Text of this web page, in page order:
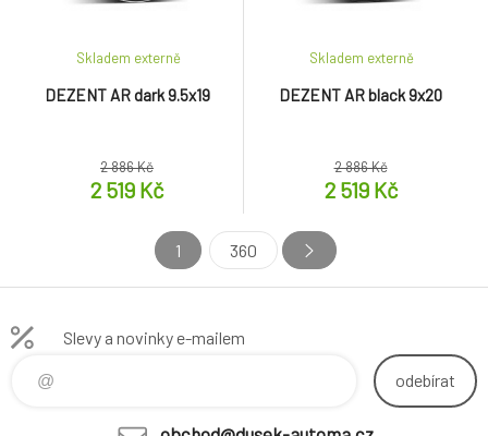
DEZENT AR dark 9.5x19
Skladem externě
2 886 Kč
2 519 Kč
DEZENT AR black 9x20
Skladem externě
2 886 Kč
2 519 Kč
1 360
Slevy a novinky e-mailem
odebírat